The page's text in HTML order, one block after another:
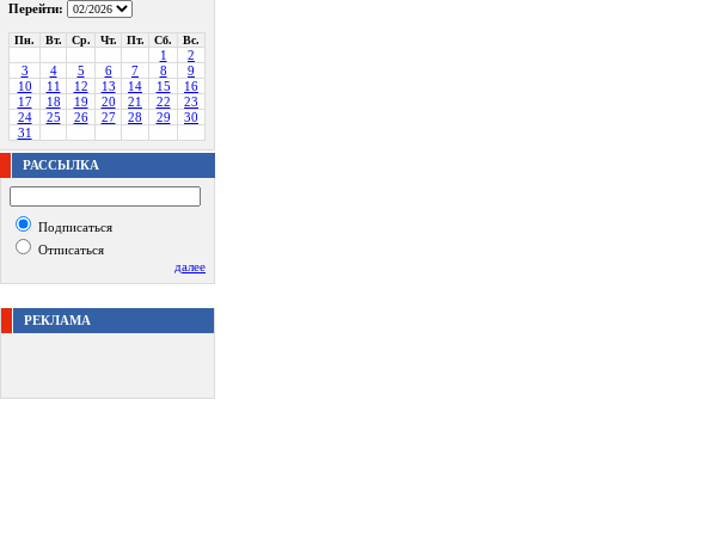
Перейти:
Пн. Вт. Ср. Чт. Пт. Сб. Вс.
1
2
3
4 5 6 7 8
9
10
11 12 13 14 15
16
17
18 19 20 21 22
23
24
25 26 27 28 29
30
31
РАССЫЛКА
Подписаться
Отписаться
далее
РЕКЛАМА